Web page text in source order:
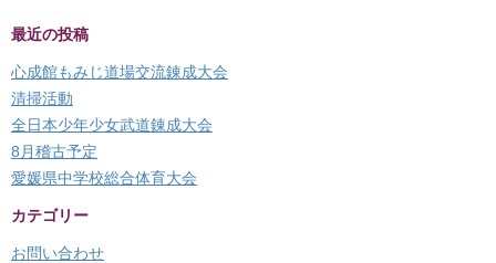
最近の投稿
心成館もみじ道場交流錬成大会
清掃活動
全日本少年少女武道錬成大会
8月稽古予定
愛媛県中学校総合体育大会
カテゴリー
お問い合わせ